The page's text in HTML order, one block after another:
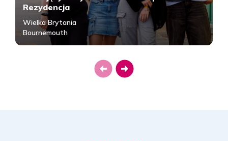
05.09.2026 - 19.09.2026
2049 PLN
Rezerwuj
Rezydencja
Wielka Brytania
Bournemouth
PreviousNext